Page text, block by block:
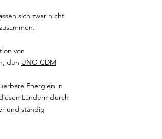
sich zwar nicht
von
den UNO CDM
Energien in
Ländern durch
und ständig